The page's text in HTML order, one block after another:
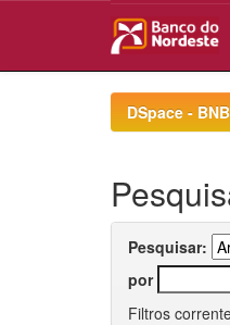
DSpace -
Pesquisar:
por
Filtros